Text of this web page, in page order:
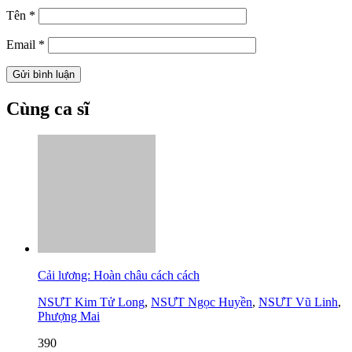
Tên *
Email *
Cùng ca sĩ
Cải lương: Hoàn châu cách cách
NSƯT Kim Tử Long, NSƯT Ngọc Huyền, NSƯT Vũ Linh,
Phượng Mai
390